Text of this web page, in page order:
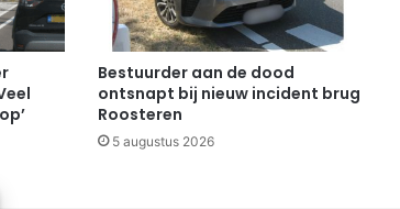
Bestuurder aan de dood
ontsnapt bij nieuw incident brug
Roosteren
5 augustus 2026